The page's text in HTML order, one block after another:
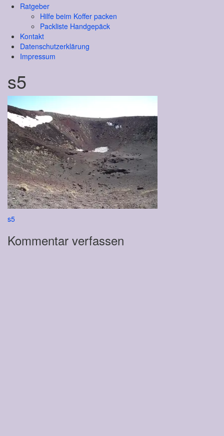
Ratgeber
Hilfe beim Koffer packen
Packliste Handgepäck
Kontakt
Datenschutzerklärung
Impressum
s5
Beitragsnavigation
s5
Kommentar verfassen